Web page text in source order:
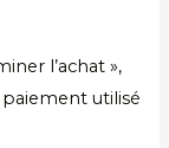
l’achat »,
utilisé